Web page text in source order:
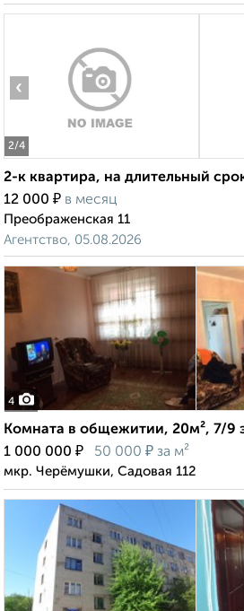
2/4
‹
2-к квартира, на длительный
12 000 ₽ в месяц
Преображенская 11
Агентство, 05.08.2026
4
Комната в общежитии, 20м², 7/9
1 000 000 ₽ 50 000 ₽ за м²
мкр. Черёмушки, Садовая 112